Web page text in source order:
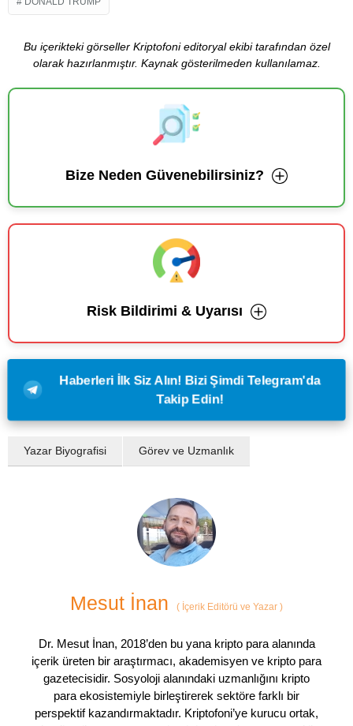
Bu içerikteki görseller Kriptofoni editoryal ekibi tarafından özel
olarak hazırlanmıştır. Kaynak gösterilmeden kullanılamaz.
Bize Neden Güvenebilirsiniz?
Risk Bildirimi & Uyarısı
Haberleri İlk Siz Alın! Bizi Şimdi Telegram'da
Takip Edin!
Yazar Biyografisi Görev ve Uzmanlık
Mesut İnan ( İçerik Editörü ve Yazar )
Dr. Mesut İnan, 2018’den bu yana kripto para alanında
içerik üreten bir araştırmacı, akademisyen ve kripto para
gazetecisidir. Sosyoloji alanındaki uzmanlığını kripto
para ekosistemiyle birleştirerek sektöre farklı bir
perspektif kazandırmaktadır. Kriptofoni’ye kurucu ortak,